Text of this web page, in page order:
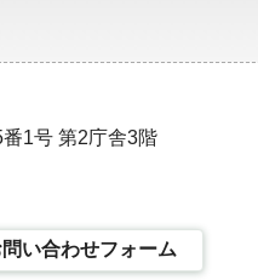
1号 第2庁舎3階
問い合わせフォーム